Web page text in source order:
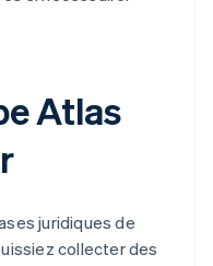
Atlas
juridiques de
collecter des